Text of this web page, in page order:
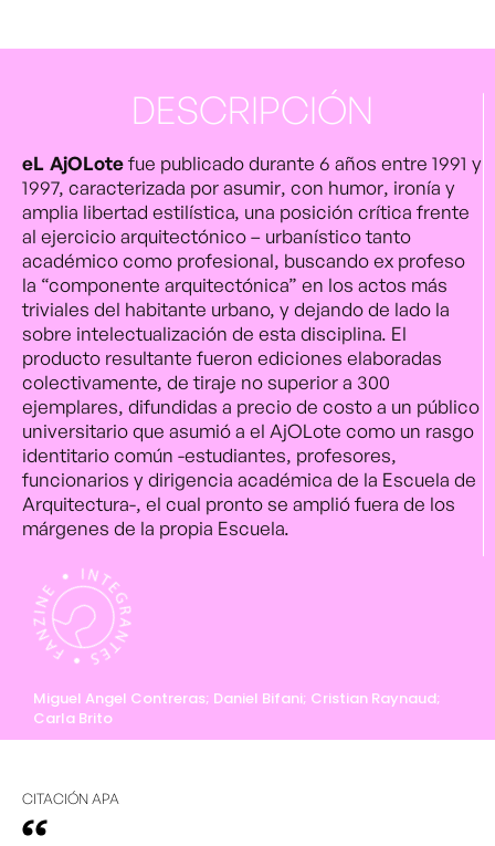
DESCRIPCIÓN
eL AjOLotefue publicado durante 6 años entre 1991 y
1997, caracterizada por asumir, con humor, ironía y
amplia libertad estilística, una posición crítica frente
al ejercicio arquitectónico – urbanístico tanto
académico como profesional, buscando ex profeso
la “componente arquitectónica” en los actos más
triviales del habitante urbano, y dejando de lado la
sobre intelectualización de esta disciplina. El
producto resultante fueron ediciones elaboradas
colectivamente, de tiraje no superior a 300
ejemplares, difundidas a precio de costo a un público
universitario que asumió a el AjOLote como un rasgo
identitario común -estudiantes, profesores,
funcionarios y dirigencia académica de la Escuela de
Arquitectura-, el cual pronto se amplió fuera de los
márgenes de la propia Escuela.
Miguel Angel Contreras; Daniel Bifani; Cristian Raynaud;
Carla Brito
CITACIÓN APA